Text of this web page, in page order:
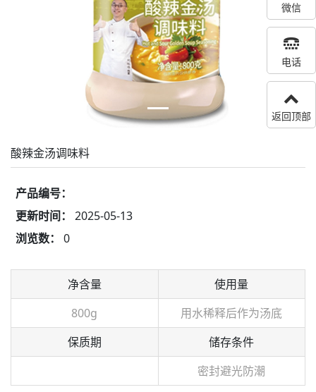
酸辣金汤调味料
产品编号：
更新时间：
2025-05-13
浏览数：
0
净含量
800g
使用量
用水稀释后作为汤底
保质期
储存条件
密封避光防潮
微信
电话
返回顶部